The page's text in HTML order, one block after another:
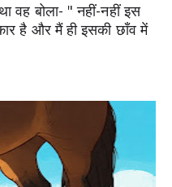
वह बोला- " नहीं-नहीं इस
है और मैं ही इसकी छाँव में